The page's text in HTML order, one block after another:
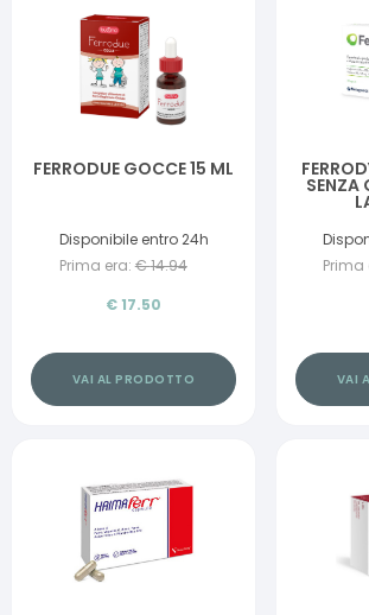
FERRODUE GOCCE 15 ML
Disponibile entro 24h
Prima era: €14.94
€ 17.50
VAI AL PRODOTTO
SENZA
Prima
VAI